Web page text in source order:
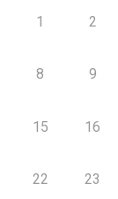
1 2
8 9
15 16
22 23